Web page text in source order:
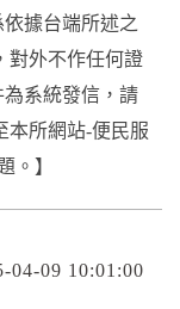
依據台端所述之
對外不作任何證
系統發信，請
本所網站-便民服
。】
04-09 10:01:00